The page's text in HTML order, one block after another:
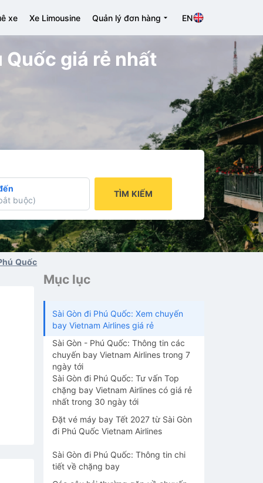
xe Xe Limousine Quản lý đơn hàng EN
giá rẻ nhất
buộc)
TÌM KIẾM
Quốc
Mục lục
Sài Gòn đi Phú Quốc: Xem chuyến
bay Vietnam Airlines giá rẻ
Sài Gòn - Phú Quốc: Thông tin các
chuyến bay Vietnam Airlines trong 7
ngày tới
Sài Gòn đi Phú Quốc: Tư vấn Top
chặng bay Vietnam Airlines có giá rẻ
nhất trong 30 ngày tới
Đặt vé máy bay Tết 2027 từ Sài Gòn
đi Phú Quốc Vietnam Airlines
Sài Gòn đi Phú Quốc: Thông tin chi
tiết về chặng bay